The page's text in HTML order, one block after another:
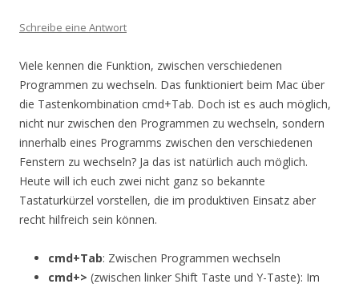
Schreibe eine Antwort
Viele kennen die Funktion, zwischen verschiedenen
Programmen zu wechseln. Das funktioniert beim Mac über
die Tastenkombination cmd+Tab. Doch ist es auch möglich,
nicht nur zwischen den Programmen zu wechseln, sondern
innerhalb eines Programms zwischen den verschiedenen
Fenstern zu wechseln? Ja das ist natürlich auch möglich.
Heute will ich euch zwei nicht ganz so bekannte
Tastaturkürzel vorstellen, die im produktiven Einsatz aber
recht hilfreich sein können.
cmd+Tab: Zwischen Programmen wechseln
cmd+> (zwischen linker Shift Taste und Y-Taste): Im